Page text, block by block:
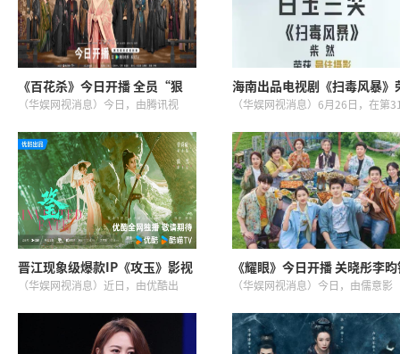
《百花杀》今日开播 全员“狠
人”飒爽入局演绎暗香牵绊
（华娱网视消息）今日，由腾讯视
何宜谦（何与）、孟子义领衔主演
（按姓氏笔画排序），孔雪儿、叶新
（叶祖新）、何润东、张峻宁、陈鹤
一、...
海南出品电视剧《扫毒风暴》
获白玉兰奖最佳摄影奖
（华娱网视消息）6月26日，在第
由海南本土企业海南文信传媒有限
司出品的电视剧《扫毒风暴》荣获
佳摄影奖。该奖项肯定了剧集独...
晋江现象级爆款IP《攻玉》影视
化开机 曾舜晞鹤男领衔主演
（华娱网视消息）近日，由优酷出
出品，星河工作室承制，总制片人张
元欢，制片人刘佳【A.L.U】，侣皓吉
吉执导，改编自晋江文学城凝陇...
《耀眼》今日开播 关晓彤李
携手开启扎扎亭盛夏怦然心动
（华娱网视消息）今日，由儒意影
品，改编自晋江文学城作者时玖远
名小说，祝东宁执导，刘飞编剧，
晓彤、李昀锐领衔主演，高露、鲍
起...